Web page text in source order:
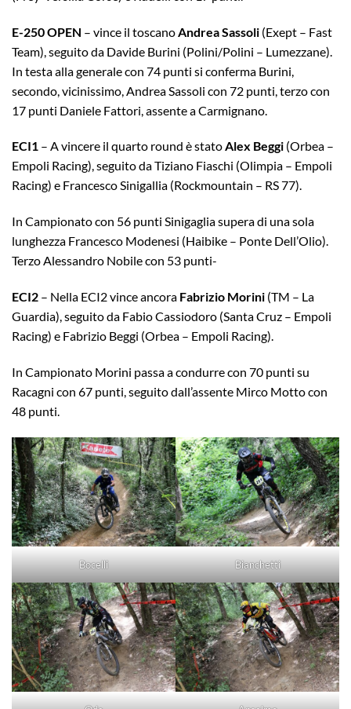
E-250OPEN – vince il toscano Andrea Sassoli (Exept – Fast
Team), seguito da Davide Burini (Polini/Polini – Lumezzane).
In testa alla generale con 74 punti si conferma Burini,
secondo, vicinissimo, Andrea Sassoli con 72 punti, terzo con
17 punti Daniele Fattori, assente a Carmignano.
ECI1 – A vincere il quarto round è statoAlex Beggi (Orbea –
Empoli Racing), seguito da Tiziano Fiaschi (Olimpia – Empoli
Racing) e Francesco Sinigallia (Rockmountain – RS 77).
In Campionato con 56 punti Sinigaglia supera di una sola
lunghezza Francesco Modenesi (Haibike – Ponte Dell’Olio).
Terzo Alessandro Nobile con 53 punti-
ECI2 – Nella ECI2 vince ancora Fabrizio Morini (TM – La
Guardia), seguito da Fabio Cassiodoro (Santa Cruz – Empoli
Racing) e Fabrizio Beggi (Orbea – Empoli Racing).
In Campionato Morini passa a condurre con 70 punti su
Racagni con 67 punti, seguito dall’assente Mirco Motto con
48 punti.
Bocelli Bianchetti